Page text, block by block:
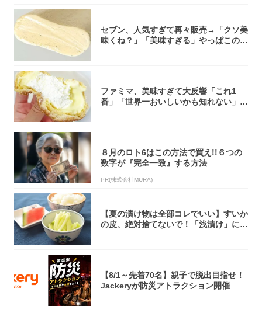
セブン、人気すぎて再々販売→「クソ美
味くね？」「美味すぎる」やっぱこのク
ファミマ、美味すぎて大反響「これ1
番」「世界一おいしいかも知れない」
８月のロト6はこの方法で買え!!６つの
数字が『完全一致』する方法
PR(株式会社MURA)
【夏の漬け物は全部コレでいい】すいか
の皮、絶対捨てないで！「浅漬け」にす
【8/1～先着70名】親子で脱出目指せ！
Jackeryが防災アトラクション開催